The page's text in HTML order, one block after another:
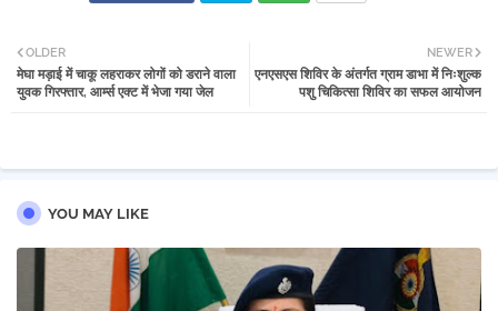
tter atsa
NEWER
एनएसएस शिविर के अंतर्गत ग्राम डाभा में निःशुल्क
पशु चिकित्सा शिविर का सफल आयोजन
OLDER
मेघा मड़ाई में चाकू लहराकर लोगों को डराने वाला
युवक गिरफ्तार, आर्म्स एक्ट में भेजा गया जेल
YOU MAY LIKE